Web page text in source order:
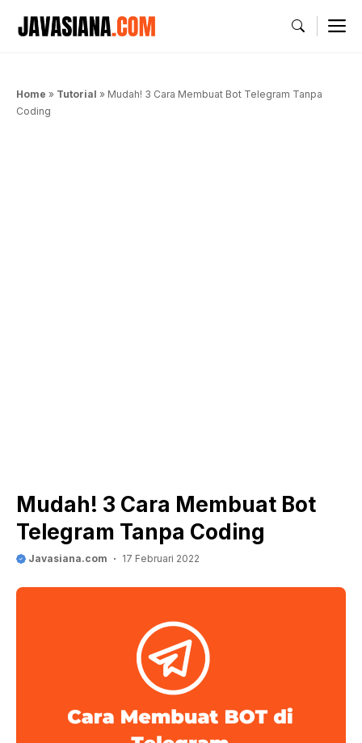
Home » Tutorial » Mudah! 3 Cara Membuat Bot Telegram Tanpa
Coding
Mudah! 3 Cara Membuat Bot
Telegram Tanpa Coding
Javasiana.com 17 Februari 2022